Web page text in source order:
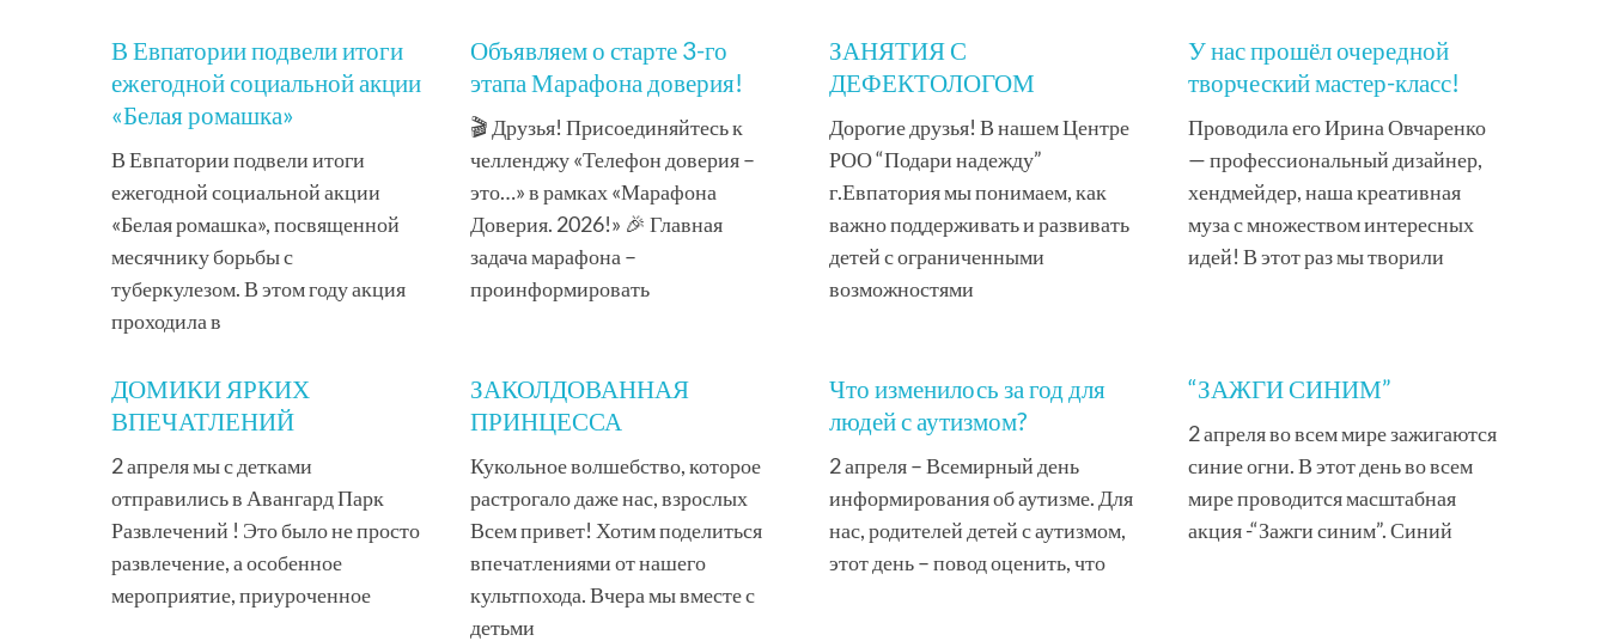
В Евпатории подвели итоги
ежегодной социальной акции
«Белая ромашка»
В Евпатории подвели итоги
ежегодной социальной акции
«Белая ромашка», посвященной
месячнику борьбы с
туберкулезом. В этом году акция
проходила в
Объявляем о старте 3-го
этапа Марафона доверия!
🎬 Друзья! Присоединяйтесь к
челленджу «Телефон доверия –
это…» в рамках «Марафона
Доверия. 2026!» 🎉 Главная
задача марафона –
проинформировать
ЗАНЯТИЯ С
ДЕФЕКТОЛОГОМ
Дорогие друзья! В нашем Центре
РОО “Подари надежду”
г.Евпатория мы понимаем, как
важно поддерживать и развивать
детей с ограниченными
возможностями
У нас прошёл очередной
творческий мастер-класс!
Проводила его Ирина Овчаренко
— профессиональный дизайнер,
хендмейдер, наша креативная
муза с множеством интересных
идей! В этот раз мы творили
ДОМИКИ ЯРКИХ
ВПЕЧАТЛЕНИЙ
2 апреля мы с детками
отправились в Авангард Парк
Развлечений ! Это было не просто
развлечение, а особенное
мероприятие, приуроченное
ЗАКОЛДОВАННАЯ
ПРИНЦЕССА
Кукольное волшебство, которое
растрогало даже нас, взрослых
Всем привет! Хотим поделиться
впечатлениями от нашего
культпохода. Вчера мы вместе с
детьми
Что изменилось за год для
людей с аутизмом?
2 апреля – Всемирный день
информирования об аутизме. Для
нас, родителей детей с аутизмом,
этот день – повод оценить, что
“ЗАЖГИ СИНИМ”
2 апреля во всем мире зажигаются
синие огни. В этот день во всем
мире проводится масштабная
акция -“Зажги синим”. Синий